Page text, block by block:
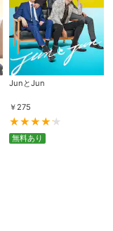
JunとJun
￥ 275
無料あり